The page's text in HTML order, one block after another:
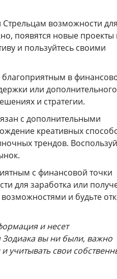
Стрельцам возможности для
появятся новые проекты
и пользуйтесь своими
благоприятным в
или дополнительного
и стратегии.
с дополнительными
креативных
трендов.
с финансовой точки
для заработка или
и будьте
и несет
вы ни были, важно
учитывать свои